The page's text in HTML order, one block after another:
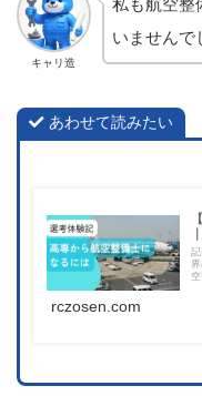
キャリ造
私も航空整
いませんで
あわせて読みたい
rczosen.com